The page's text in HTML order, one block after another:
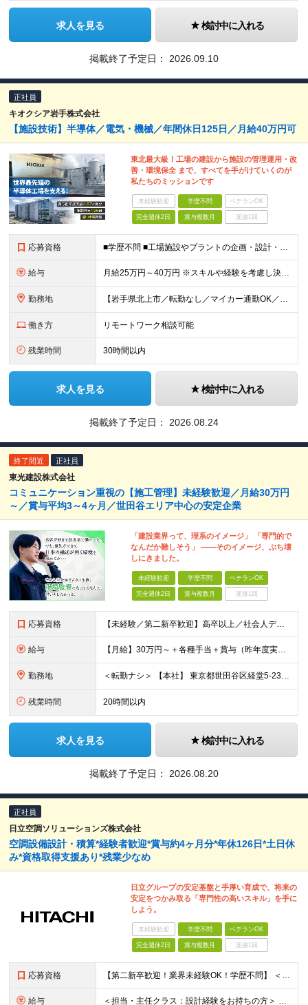
求人を見る 検討中に入れる
掲載終了予定日： 2026.09.10
正社員
キオクシア岩手株式会社
【施設技術】半導体／電気・機械／年間休日125日／月給40万円可
東北最大級！工場の建設から施設の管理運用・改
善・環境保全 まで、すべてを手がけていくのが
私たちのミッションです
未経験歓迎 学歴不問 ベテランOK
完全週休2日 賞与複数月 面接1回
応募資格 ■学歴不問 ■工場施設やプラントの企画・設計・施工管理経験がある方
給与 月給25万円～40万円 ※スキルや経験を考慮し決定いたします ★年収600万円以上での提示多数
勤務地 【岩手県北上市／転勤なし／マイカー通勤OK／会社最寄り駅から社員送迎バスあり】 ＜本社工場＞ 岩手県北上市北工業団地5-29 ★U・Iターン歓迎！ 引っ越し費用補助／自己負担2～3割の社宅制度があ
働き方 リモートワーク相談可能
残業時間 30時間以内
求人を見る 検討中に入れる
掲載終了予定日： 2026.08.24
終了間近 正社員
東光建設株式会社
コミュニケーション重視の【施工管理】未経験歓迎／月給30万円
～／賞与平均3～4ヶ月／世田谷エリア中心の安定企業
「建設業界って、理系のイメージ」 「専門的で
なんだか難しそう」 ――そのイメージ、ぶち壊
しにきました。
未経験歓迎 学歴不問 ベテランOK
完全週休2日 賞与複数月 面接1回
応募資格 【未経験／第二新卒歓迎】高卒以上／社会人デビュー◎／ブランク有◎／■要普免 入社時点に、特別な知識やスキル・経験は一切必要なし！ すべて入社後に、当社で身につけていただけるので 安心してください♪
給与 【月給】30万円～＋各種手当＋賞与（昨年度実績：3～4ヶ月） ※上記月給には固定残業時間（10h分／2万円以上）を含みます。 超過分は別途支給いたします。 ■未経験・1年目の想定年収：420万円
勤務地 ＜転勤ナシ＞ 【本社】 東京都世田谷区経堂5-23-15
残業時間 20時間以内
求人を見る 検討中に入れる
掲載終了予定日： 2026.08.20
正社員
日立空調ソリューションズ株式会社
空調設備設計・積算*経験者歓迎*賞与約4ヶ月分*年休126日*土日休
み*資格取得支援あり*残業少なめ
日立グループの安定基盤と手厚い育成で、将来の
安定をつかみ取る「専門性の高いスキル」を手に
しよう。
未経験歓迎 学歴不問 ベテランOK
完全週休2日 賞与複数月 面接1回
応募資格 【第二新卒歓迎！業界未経験OK！学歴不問】 ＜必須条件＞ ●Word、Excel等の基本的なPCスキル、普通自動車免許(AT限定可) ●何らかの設計・作図・積算経験をお持ちの方 ★「CADオペレータ
給与 ＜担当・主任クラス：設計経験をお持ちの方＞ 年収：340万円～600万円＋時間外手当＋諸手当 月給：21万円～38万円＋諸手当 ※経験・スキルにより優遇 ※残業代は別途支給します ※賞与：年2回（昨年